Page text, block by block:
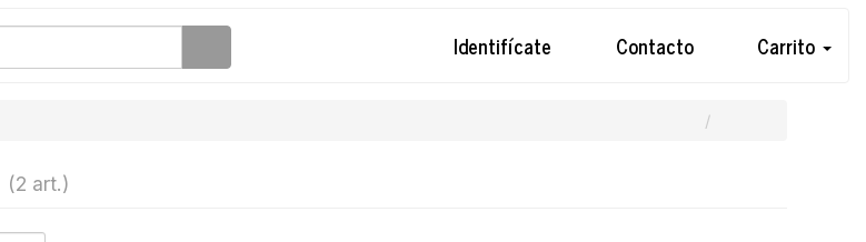
Identifícate Contacto Carrito
(2 art.)